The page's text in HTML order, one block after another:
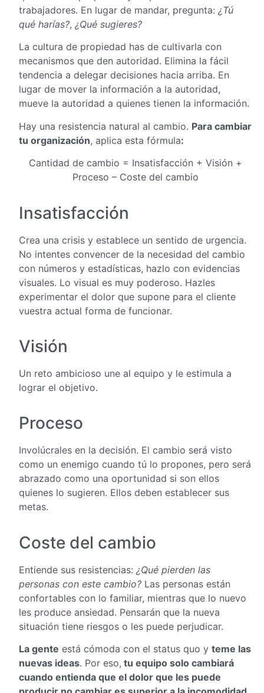
trabajadores. En lugar de mandar, pregunta: ¿Tú
qué harías?, ¿Qué sugieres?
La cultura de propiedad has de cultivarla con
mecanismos que den autoridad. Elimina la fácil
tendencia a delegar decisiones hacia arriba. En
lugar de mover la información a la autoridad,
mueve la autoridad a quienes tienen la información.
Hay una resistencia natural al cambio. Para cambiar
tu organización, aplica esta fórmula:
Cantidad de cambio = Insatisfacción + Visión +
Proceso – Coste del cambio
Insatisfacción
Crea una crisis y establece un sentido de urgencia.
No intentes convencer de la necesidad del cambio
con números y estadísticas, hazlo con evidencias
visuales. Lo visual es muy poderoso. Hazles
experimentar el dolor que supone para el cliente
vuestra actual forma de funcionar.
Visión
Un reto ambicioso une al equipo y le estimula a
lograr el objetivo.
Proceso
Involúcrales en la decisión. El cambio será visto
como un enemigo cuando tú lo propones, pero será
abrazado como una oportunidad si son ellos
quienes lo sugieren. Ellos deben establecer sus
metas.
Coste del cambio
Entiende sus resistencias: ¿Qué pierden las
personas con este cambio? Las personas están
confortables con lo familiar, mientras que lo nuevo
les produce ansiedad. Pensarán que la nueva
situación tiene riesgos o les puede perjudicar.
La gente está cómoda con el status quo y teme las
nuevas ideas. Por eso, tu equipo solo cambiará
cuando entienda que el dolor que les puede